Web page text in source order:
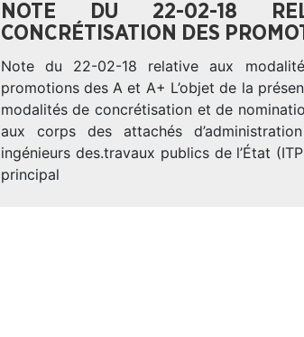
NOTE DU 22-02-18
CONCRÉTISATION DES
Note du 22-02-18 relative aux
promotions des A et A+ L’objet de la
modalités de concrétisation et de
aux corps des attachés
ingénieurs des.travaux publics de l’État
principal